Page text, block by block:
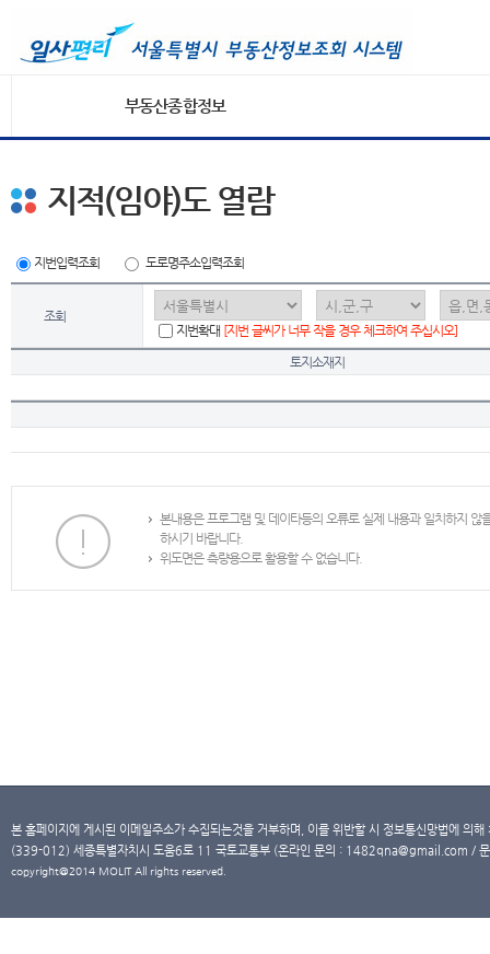
부동산종합정보
지적(임야)도 열람
지번입력조회 도로명주소입력조회
조회
지번확대 [지번 글씨가 너무 작을 경우 체크하여 주십시오]
토지소재지
본내용은 프로그램 및 데이타등의 오류로 실제 내용과 일치하지
하시기 바랍니다.
위도면은 측량용으로 활용할 수 없습니다.
본 홈페이지에 게시된 이메일주소가 수집되는것을 거부하며, 이를 위반할 시 정보통신망법에 의
(339-012) 세종특별자치시 도움6로 11 국토교통부 (온라인 문의 : 1482qna@gmail.com /
copyright@2014 MOLIT All rights reserved.